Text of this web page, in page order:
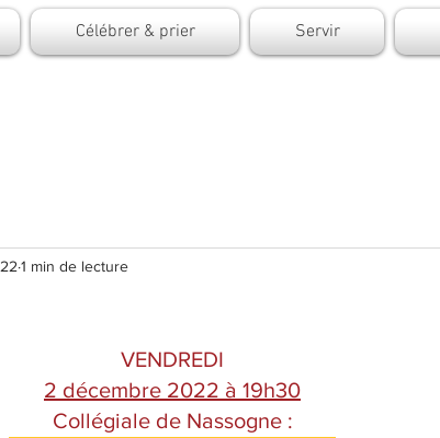
Célébrer & prier Servir
1 min de lecture
VENDREDI
2 décembre 2022 à 19h30
Collégiale de Nassogne :